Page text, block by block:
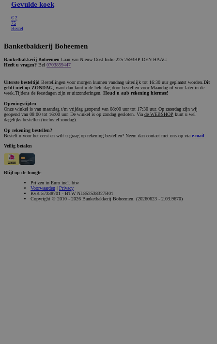
Gevulde koek
€ 2
75
Bestel
Banketbakkerij Boheemen
Banketbakkerij Boheemen Laan van Nieuw Oost Indië 225 2593BP DEN HAAG
Heeft u vragen? Bel 0703859447
Uiterste besteltijd Bestellingen voor morgen kunnen vandaag uiterlijk tot 16:30 uur geplaatst worden. Dit
geldt niet op ZONDAG , want dan kunt u de hele dag door bestellen voor Maandag of voor later in de
week.Tijdens de feestdagen zijn er uitzonderingen. Houd u aub rekening hiermee!
Openingstijden
Onze winkel is van maandag t/m vrijdag geopend van 08:00 uur tot 17:30 uur. Op zaterdag zijn wij
geopend van 08:00 tot 16:00 uur. De winkel is op zondag gesloten. Via de WEBSHOP kunt u wel
dagelijks bestellen (inclusief zondag).
Op rekening bestellen?
Bestelt u voor het eerst en wilt u graag op rekening bestellen? Neem dan contact met ons op via e-mail
Veilig betalen
Blijf op de hoogte
Prijzen in Euro incl. btw
Voorwaarden | Privacy
KvK 57338701 - BTW NL852538327B01
Copyright © 2010 - 2026 Banketbakkerij Boheemen. (20260623 - 2.03.9670)